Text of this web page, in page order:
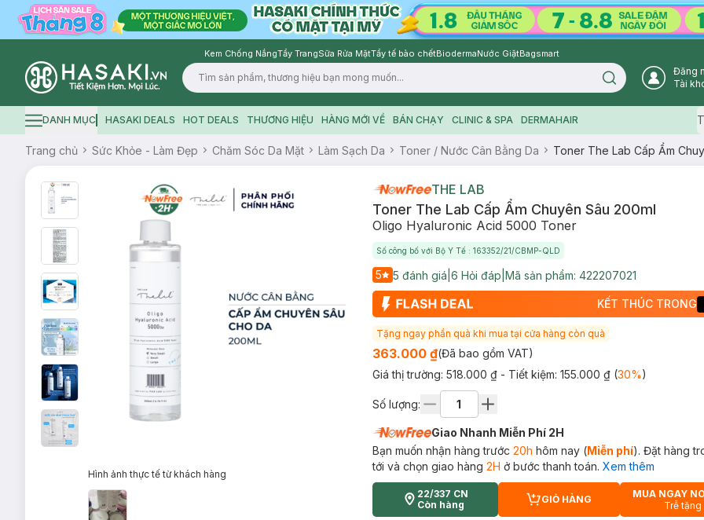
Kem Chống NắngTẩy TrangSữa Rửa MặtTẩy tế bào chếtBiodermaNước GiặtBagsmart
Logo
Search icon
Đăng
Tài
Hamburger icon
DANH MỤC HASAKI DEALS HOT DEALS THƯƠNG HIỆU HÀNG MỚI VỀ BÁN CHẠY CLINIC & SPA DERMAHAIR
Trang chủ Sức Khỏe - Làm Đẹp Chăm Sóc Da Mặt Làm Sạch Da Toner / Nước Cân Bằng Da Toner The Lab Cấp Ẩm
Hình ảnh thực tế từ khách hàng
THE LAB
Toner The Lab Cấp Ẩm Chuyên Sâu 200ml
Oligo Hyaluronic Acid 5000 Toner
Số công bố với Bộ Y Tế : 163352/21/CBMP-QLD
5 5 đánh giá 6 Hỏi đáp Mã sản phẩm: 422207021
KẾT THÚC TRONG
Tặng ngay phần quà khi mua tại cửa hàng còn quà
363.000 ₫(Đã bao gồm VAT)
Giá thị trường: 518.000 ₫ - Tiết kiệm: 155.000 ₫(30%)
Số lượng:
Giao Nhanh Miễn Phí 2H
Bạn muốn nhận hàng trước 20h hôm nay (Miễn phí). Đặt hàng
tới và chọn giao hàng 2H ở bước thanh toán. Xem thêm
22/337 CN
Còn hàng
CART PLUS ICON
GIỎ HÀNG
MUA NGAY
Trễ tặng